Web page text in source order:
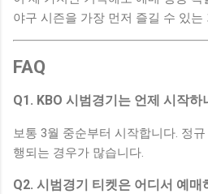
야구 시즌을 가장 먼저 즐길 수 있는
FAQ
Q1. KBO 시범경기는 언제 시작하
보통 3월 중순부터 시작합니다. 정
행되는 경우가 많습니다.
Q2. 시범경기 티켓은 어디서 예매